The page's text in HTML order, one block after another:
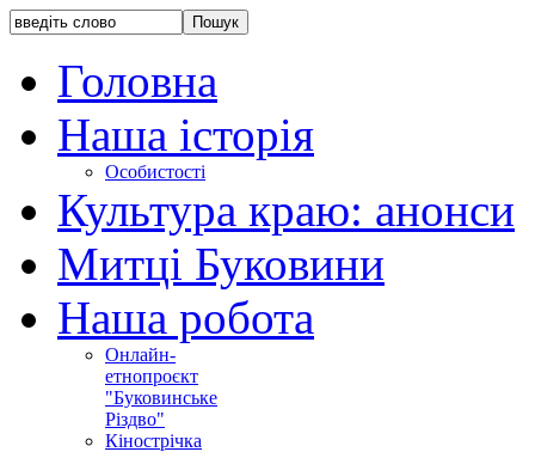
Головна
Наша історія
Особистості
Культура краю: анонси
Митці Буковини
Наша робота
Онлайн-
етнопроєкт
"Буковинське
Різдво"
Кінострічка